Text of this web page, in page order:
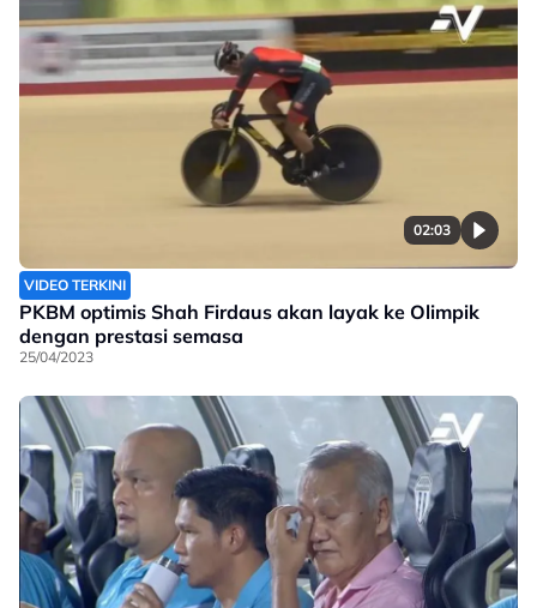
02:03
VIDEO TERKINI
PKBM optimis Shah Firdaus akan layak ke Olimpik
dengan prestasi semasa
25/04/2023